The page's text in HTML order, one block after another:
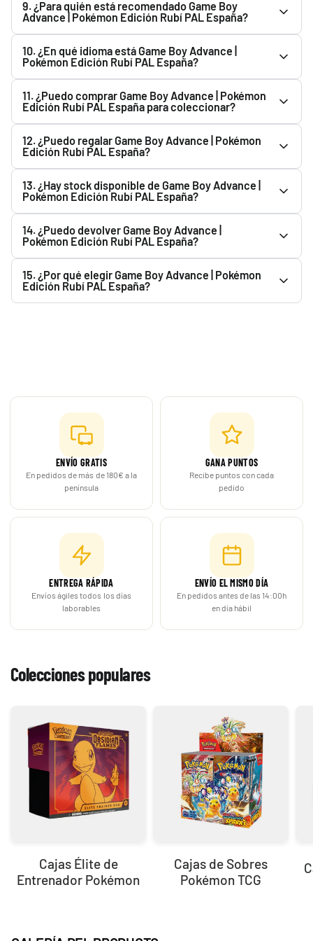
9. ¿Para quién está recomendado Game Boy
Advance | Pokémon Edición Rubí PAL España?
ideal tanto para coleccionistas como para aficionados.
Consulta la descripción del producto para conocer sus
características y contenido.
10. ¿En qué idioma está Game Boy Advance |
Pokémon Edición Rubí PAL España?
PAL España aparece indicado en la descripción del
producto. Te recomendamos comprobarlo antes de
realizar tu pedido.
11. ¿Puedo comprar Game Boy Advance | Pokémon
Edición Rubí PAL España para coleccionar?
es una buena opción para coleccionistas. Si quieres
conservarlo en buen estado, recomendamos protegerlo de
la humedad, el calor y la luz solar directa.
12. ¿Puedo regalar Game Boy Advance | Pokémon
Edición Rubí PAL España?
puede ser una buena opción de regalo para aficionados y
coleccionistas. Consulta la descripción para conocer sus
características.
13. ¿Hay stock disponible de Game Boy Advance |
Pokémon Edición Rubí PAL España?
Pokémon Edición Rubí PAL España directamente en esta
página. Si está agotado, puedes usar el botón “Avisarme
cuando haya stock”.
14. ¿Puedo devolver Game Boy Advance |
Pokémon Edición Rubí PAL España?
abierto el embalaje original. Puedes consultar nuestra
política de devoluciones. Si el producto llega dañado,
15. ¿Por qué elegir Game Boy Advance | Pokémon
Edición Rubí PAL España?
ENVÍO GRATIS
En pedidos de más de 180€ a la
península
GANA PUNTOS
Recibe puntos con cada
pedido
ENTREGA RÁPIDA
Envíos ágiles todos los días
laborables
ENVÍO EL MISMO DÍA
En pedidos antes de las 14:00h
en día hábil
Colecciones populares
Cajas Élite de
Entrenador Pokémon
Cajas de Sobres
Pokémon TCG